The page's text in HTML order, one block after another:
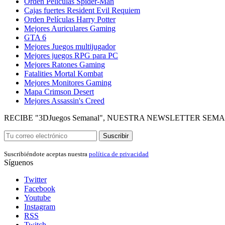
Cajas fuertes Resident Evil Requiem
Orden Películas Harry Potter
Mejores Auriculares Gaming
GTA 6
Mejores Juegos multijugador
Mejores juegos RPG para PC
Mejores Ratones Gaming
Fatalities Mortal Kombat
Mejores Monitores Gaming
Mapa Crimson Desert
Mejores Assassin's Creed
RECIBE "3DJuegos Semanal", NUESTRA NEWSLETTER
Suscribir
Suscribiéndote aceptas nuestra política de privacidad
Síguenos
Twitter
Facebook
Youtube
Instagram
RSS